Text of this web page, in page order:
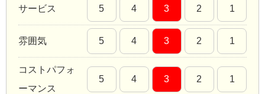
サービス 5 4 3 2 1
雰囲気 5 4 3 2 1
コストパフォ
ーマンス
5 4 3 2 1